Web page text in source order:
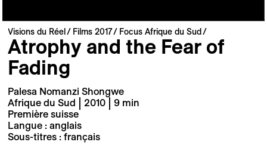
Visions du Réel Films 2017 Focus Afrique du Sud
Atrophy and the Fear of
Fading
Palesa Nomanzi Shongwe
Afrique du Sud | 2010 | 9 min
Première suisse
Langue : anglais
Sous-titres : français